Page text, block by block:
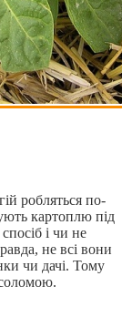
робляться по-
картоплю під
і чи не
не всі вони
чи дачі. Тому